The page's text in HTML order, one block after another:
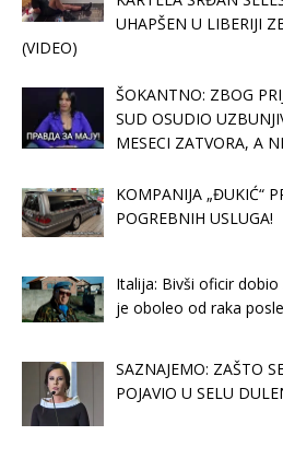
UHAPŠEN U LIBERIJI
(VIDEO)
ŠOKANTNO: ZBOG
SUD OSUDIO
MESECI ZATVORA, A
KOMPANIJA „ĐUKIĆ“
POGREBNIH USLUGA!
Italija: Bivši oficir
je oboleo od raka
SAZNAJEMO: ZAŠTO
POJAVIO U SELU